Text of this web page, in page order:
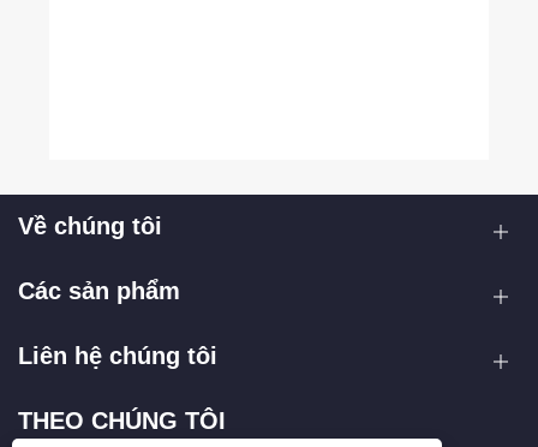
Về chúng tôi
Các sản phẩm
Liên hệ chúng tôi
THEO CHÚNG TÔI